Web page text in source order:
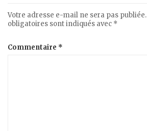
Votre adresse e-mail ne sera pas publiée.
obligatoires sont indiqués avec *
Commentaire *